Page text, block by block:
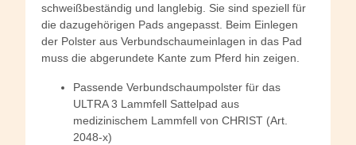
schweißbeständig und langlebig. Sie sind speziell für
die dazugehörigen Pads angepasst. Beim Einlegen
der Polster aus Verbundschaumeinlagen in das Pad
muss die abgerundete Kante zum Pferd hin zeigen.
Passende Verbundschaumpolster für das
ULTRA 3 Lammfell Sattelpad aus
medizinischem Lammfell von CHRIST (Art.
2048-x)